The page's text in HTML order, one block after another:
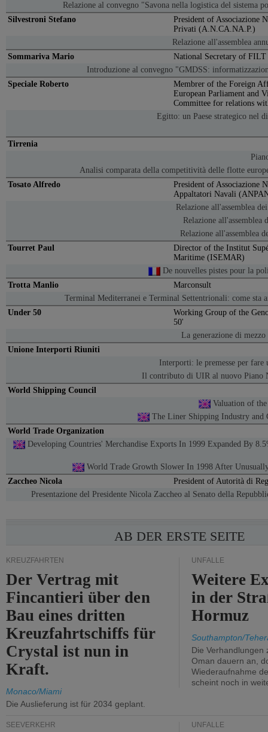
Relazione al convegno "Savona nella logistica del sistema
Silvestroni Stefano
President of Associazione
Privati (A.N.CA.NA.P.)
Relazione all'assemblea
Sommariva Mario
National Secretary of
Introduzione al convegno "GMDSS:
Speciale Roberto
Membrer of the Foreign
European Parliament and
Committee for relations
Egitto: un Paese strategico nel
Tirrenia
Analisi comparata della competitività delle flotte
Tosato Alfredo
President of Associazione
Appaltatori Navali
Relazione all'assemblea
Relazione all'assemblea
Relazione all'assemblea
Tourret Paul
Director of the Institut
Maritime (ISEMAR)
De nouvelles pistes pour la
Trotta Manlio
Marconsult
Terminal Mediterranei e Terminal Settentrionali: come sta
Under 50
Working Group of the
50'
La generazione di
Unione Interporti Riuniti
Interporti: le premesse per fare
Il contributo di UIR al nuovo Piano
World Shipping Council
Valuation of
The Liner Shipping Industry and
World Trade Organization
Developing Countries' Merchandise Exports In 1999 Expanded By
World Trade Growth Slower In 1998 After
Zaccheo Nicola
President of Autorità di
Presentazione del Presidente Nicola Zaccheo al Senato della
AB DER ERSTE SEITE
KREUZFAHRTEN
Der Vertrag mit
Fincantieri über den
Bau eines dritten
Kreuzfahrtschiffs für
Crystal ist nun in
Kraft.
Monaco/Miami
Die Auslieferung ist für 2034 geplant.
UNFÄLLE
Weitere
in der
Hormuz
Southampton/
Die Verhandlungen
Oman dauern an,
Wiederaufnahme
scheint noch in
SEEVERKEHR UNFÄLLE